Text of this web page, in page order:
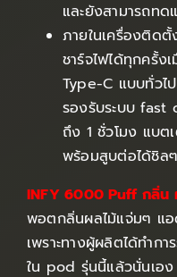
และยังสามารถท
ภายในเครื่องติด
ชาร์จไฟได้ทุกครั้ง
Type-C แบบทั่ว
รองรับระบบ fast
ถึง 1 ชั่วโมง แบต
พร้อมสูบต่อได้ชิลๆ
INFY 6000 Puff กลิ่น
พอตกลิ่นผลไม้แจ่มๆ แอ
เพราะทางผู้ผลิตได้ทำก
ใน pod รุ่นนี้แล้วนั่นเอ